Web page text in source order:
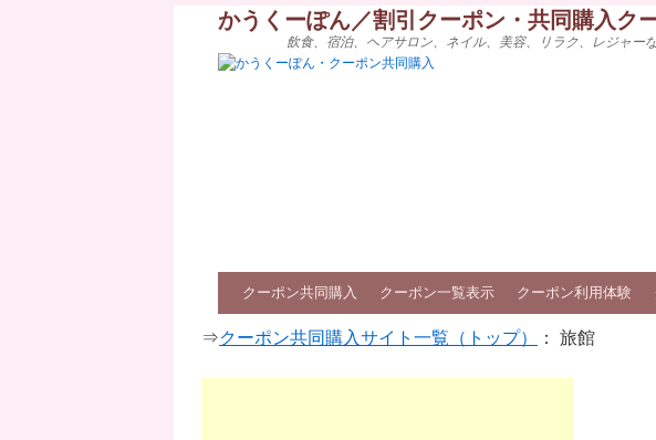
かうくーぽん／割引クーポン・共同購入ク
飲食、宿泊、ヘアサロン、ネイル、美容、リラク、レジャ
クーポン共同購入 クーポン一覧表示 クーポン利用体験
⇒クーポン共同購入サイト一覧（トップ） ： 旅館